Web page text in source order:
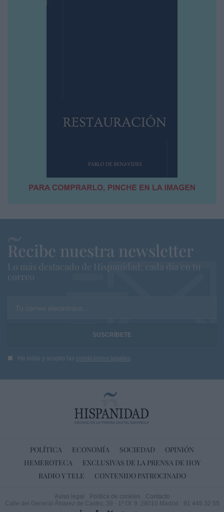
Recibe nuestra newsletter
Lo más destacado de Hispanidad, cada dia en tu
correo
Tu correo electrónico...
He leído y acepto las condiciones legales
POLÍTICA ECONOMÍA SOCIEDAD
OPINIÓN
HEMEROTECA
EXCLUSIVAS DE LA PRENSA DE HOY
RADIO Y TELE
CONTENIDO PATROCINADO
Aviso legal Política de cookies
Contacto
Calle del General Álvarez de Castro, 39 - 1º Of. 9. 28010 Madrid
91 445 32 55